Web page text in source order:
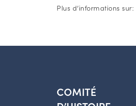
Plus d’informations sur:
COMITÉ